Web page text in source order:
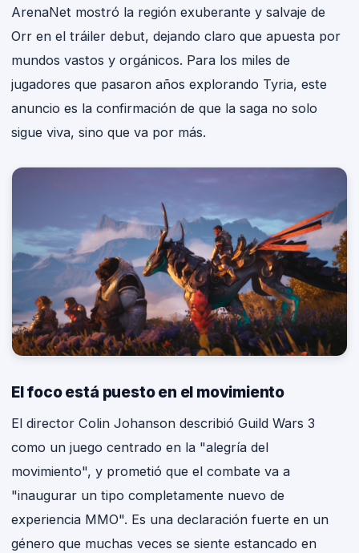
ArenaNet mostró la región exuberante y salvaje de
Orr en el tráiler debut, dejando claro que apuesta por
mundos vastos y orgánicos. Para los miles de
jugadores que pasaron años explorando Tyria, este
anuncio es la confirmación de que la saga no solo
sigue viva, sino que va por más.
El foco está puesto en el movimiento
El director Colin Johanson describió Guild Wars 3
como un juego centrado en la "alegría del
movimiento", y prometió que el combate va a
"inaugurar un tipo completamente nuevo de
experiencia MMO". Es una declaración fuerte en un
género que muchas veces se siente estancado en